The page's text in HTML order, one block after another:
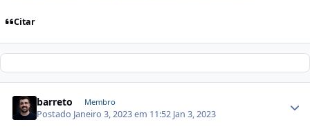
Citar
barreto Membro
Postado Janeiro 3, 2023 em 11:52 Jan 3, 2023